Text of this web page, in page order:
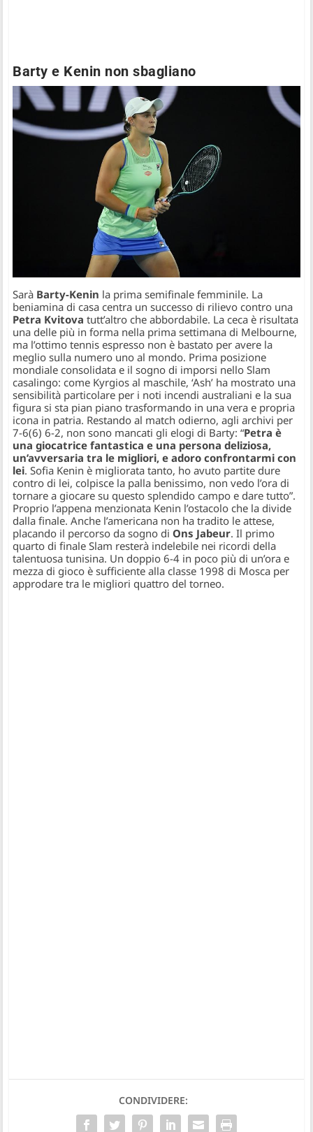
Barty e Kenin non sbagliano
Sarà Barty-Kenin la prima semifinale femminile. La
beniamina di casa centra un successo di rilievo contro una
Petra Kvitova tutt’altro che abbordabile. La ceca è risultata
una delle più in forma nella prima settimana di Melbourne,
ma l’ottimo tennis espresso non è bastato per avere la
meglio sulla numero uno al mondo. Prima posizione
mondiale consolidata e il sogno di imporsi nello Slam
casalingo: come Kyrgios al maschile, ‘Ash’ ha mostrato una
sensibilità particolare per i noti incendi australiani e la sua
figura si sta pian piano trasformando in una vera e propria
icona in patria. Restando al match odierno, agli archivi per
7-6(6) 6-2, non sono mancati gli elogi di Barty: “Petra è
una giocatrice fantastica e una persona deliziosa,
un’avversaria tra le migliori, e adoro confrontarmi con
lei. Sofia Kenin è migliorata tanto, ho avuto partite dure
contro di lei, colpisce la palla benissimo, non vedo l’ora di
tornare a giocare su questo splendido campo e dare tutto”.
Proprio l’appena menzionata Kenin l’ostacolo che la divide
dalla finale. Anche l’americana non ha tradito le attese,
placando il percorso da sogno diOns Jabeur. Il primo
quarto di finale Slam resterà indelebile nei ricordi della
talentuosa tunisina. Un doppio 6-4 in poco più di un’ora e
mezza di gioco è sufficiente alla classe 1998 di Mosca per
approdare tra le migliori quattro del torneo.
CONDIVIDERE: